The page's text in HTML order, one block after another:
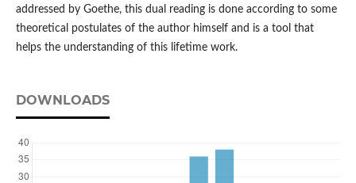
addressed by Goethe, this dual reading is done according to some
theoretical postulates of the author himself and is a tool that
helps the understanding of this lifetime work.
DOWNLOADS